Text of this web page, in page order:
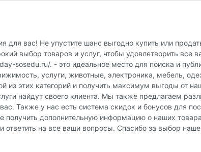
вас! Не упустите шанс выгодно купить или
выбор товаров и услуг, чтобы удовлетворить все
sosedu.ru/. - это идеальное место для поиска и
услуги, животные, электроника, мебель,
этих категорий и получить максимум выгоды от
найдут своего клиента. Мы также предлагаем
Также у нас есть система скидок и бонусов для
дополнительную информацию о наших
на все ваши вопросы. Спасибо за выбор